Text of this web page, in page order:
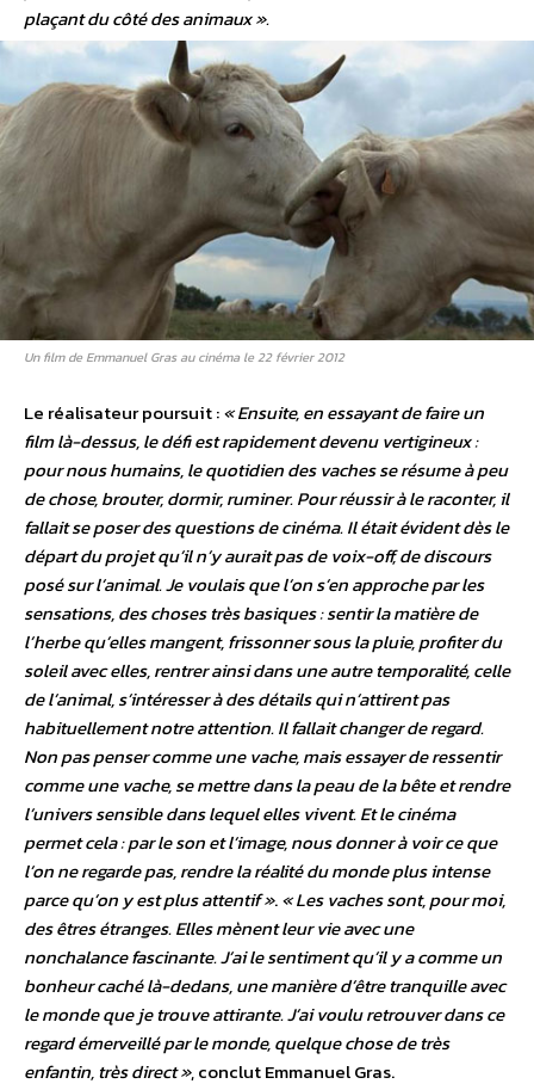
plaçant du côté des animaux ».
Un film de Emmanuel Gras au cinéma le 22 février 2012
Le réalisateur poursuit :« Ensuite, en essayant de faire un
film là-dessus, le défi est rapidement devenu vertigineux :
pour nous humains, le quotidien des vaches se résume à peu
de chose, brouter, dormir, ruminer. Pour réussir à le raconter, il
fallait se poser des questions de cinéma. Il était évident dès le
départ du projet qu’il n’y aurait pas de voix-off, de discours
posé sur l’animal. Je voulais que l’on s’en approche par les
sensations, des choses très basiques : sentir la matière de
l’herbe qu’elles mangent, frissonner sous la pluie, profiter du
soleil avec elles, rentrer ainsi dans une autre temporalité, celle
de l’animal, s’intéresser à des détails qui n’attirent pas
habituellement notre attention. Il fallait changer de regard.
Non pas penser comme une vache, mais essayer de ressentir
comme une vache, se mettre dans la peau de la bête et rendre
l’univers sensible dans lequel elles vivent. Et le cinéma
permet cela : par le son et l’image, nous donner à voir ce que
l’on ne regarde pas, rendre la réalité du monde plus intense
parce qu’on y est plus attentif ».« Les vaches sont, pour moi,
des êtres étranges. Elles mènent leur vie avec une
nonchalance fascinante. J’ai le sentiment qu’il y a comme un
bonheur caché là-dedans, une manière d’être tranquille avec
le monde que je trouve attirante. J’ai voulu retrouver dans ce
regard émerveillé par le monde, quelque chose de très
enfantin, très direct », conclut Emmanuel Gras.